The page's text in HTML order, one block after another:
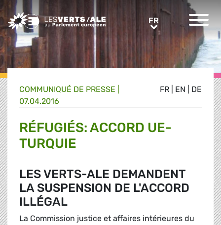
Greens/EFA Home FR
FR EN DE
COMMUNIQUÉ DE PRESSE
07.04.2016
RÉFUGIÉS: ACCORD UE-
TURQUIE
LES VERTS-ALE DEMANDENT
LA SUSPENSION DE L'ACCORD
ILLÉGAL
La Commission justice et affaires intérieures du